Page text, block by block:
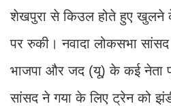
शेखपुरा से किउल होते हुए खुलने
पर रुकी। नवादा लोकसभा
भाजपा और जद (यू) के कई नेता
सांसद ने गया के लिए ट्रेन को